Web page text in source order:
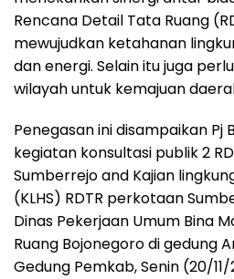
Rencana Detail Tata Ruang
mewujudkan ketahanan
dan energi. Selain itu juga
wilayah untuk kemajuan
Penegasan ini disampaikan
kegiatan konsultasi publik 2
Sumberrejo and Kajian
(KLHS) RDTR perkotaan
Dinas Pekerjaan Umum Bina
Ruang Bojonegoro di gedung
Gedung Pemkab, Senin (20/11/